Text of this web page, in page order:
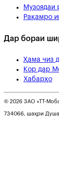
Музоядаи
Рақамро
Дар бораи
Ҳама чиз
Кор дар
Хабарҳо
© 2026 ЗАО «ТТ-
734066, шаҳри